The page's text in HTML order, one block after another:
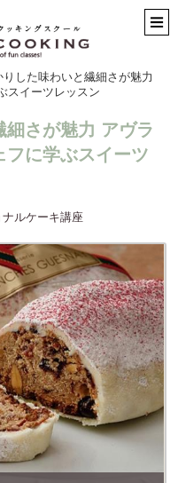
した味わいと繊細さが魅力
スイーツレッスン
細さが魅力 アヴラ
フに学ぶスイーツ
ルケーキ講座